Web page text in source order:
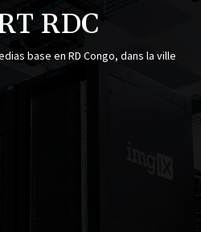
RDC
base en RD Congo, dans la ville